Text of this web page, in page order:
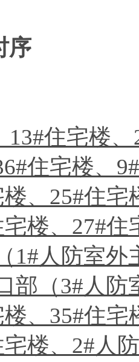
序
13#住宅楼
住宅楼、
、25#住
楼、27#
1#人防室
部（3#人
楼、35#住
楼、2#人